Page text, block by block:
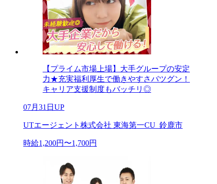
【プライム市場上場】大手グループの安定
力★充実福利厚生で働きやすさバツグン！
キャリア支援制度もバッチリ◎
07月31日UP
UTエージェント株式会社 東海第一CU_鈴鹿市
時給1,200円〜1,700円